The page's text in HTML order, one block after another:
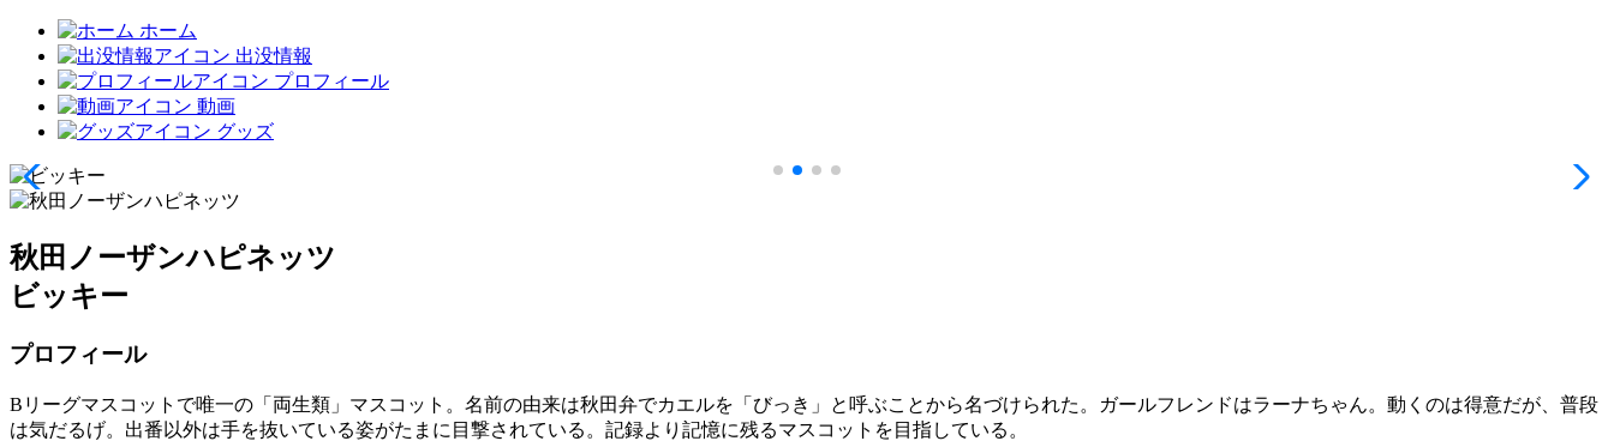
ホーム
出没情報
プロフィール
動画
グッズ
秋田ノーザンハピネッツ
ビッキー
プロフィール
Bリーグマスコットで唯一の「両生類」マスコット。名前の由来は秋田弁でカエルを「びっき」と呼ぶことから名づけられた。ガールフレンドはラーナちゃん。動くのは得意だが、普段
は気だるげ。出番以外は手を抜いている姿がたまに目撃されている。記録より記憶に残るマスコットを目指している。